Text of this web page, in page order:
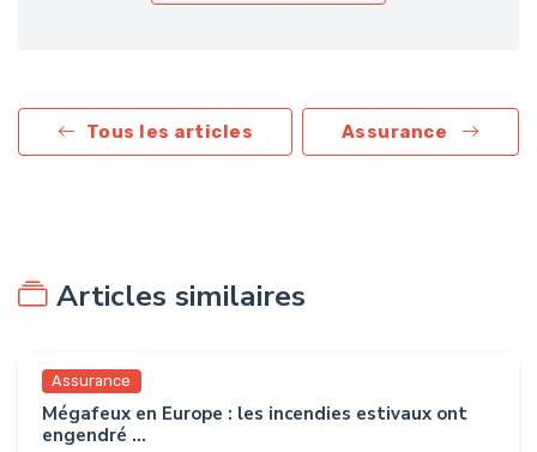
Tous les articles Assurance
Articles similaires
Assurance
Mégafeux en Europe : les incendies estivaux ont
engendré ...